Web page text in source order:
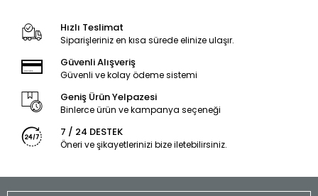
Hızlı Teslimat
Siparişleriniz en kısa sürede elinize ulaşır.
Güvenli Alışveriş
Güvenli ve kolay ödeme sistemi
Geniş Ürün Yelpazesi
Binlerce ürün ve kampanya seçeneği
7 / 24 DESTEK
Öneri ve şikayetlerinizi bize iletebilirsiniz.